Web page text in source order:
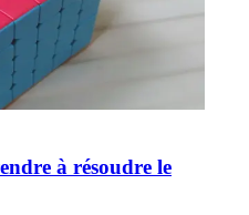
à résoudre le